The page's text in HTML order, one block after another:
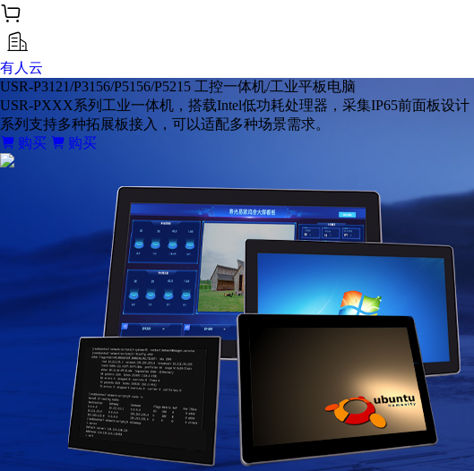
有人云
USR-P3121/P3156/P5156/P5215 工控一体机/工业平板电脑
USR-PXXX系列工业一体机，搭载Intel低功耗处理器，采集IP65前面板设
系列支持多种拓展板接入，可以适配多种场景需求。
购买
购买